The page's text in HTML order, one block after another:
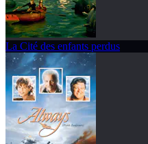
La Cité des enfants perdus